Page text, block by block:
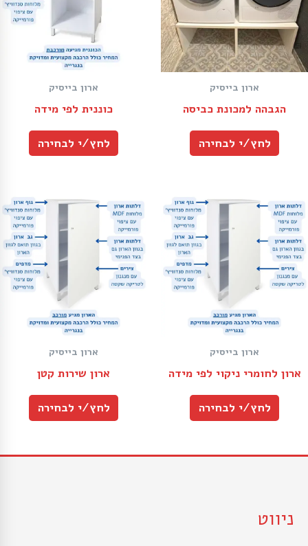
ארון בייסיק
הגבהה למכונת כביסה
לחץ/י לבחירה
ארון בייסיק
כוננית לפי מידה
לחץ/י לבחירה
ארון בייסיק
ארון לחומרי ניקוי לפי מידה
לחץ/י לבחירה
ארון בייסיק
ארון שירות קטן
לחץ/י לבחירה
ניווט